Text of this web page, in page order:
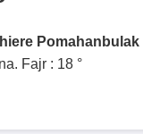
Pomahanbulak
Fajr : 18 °